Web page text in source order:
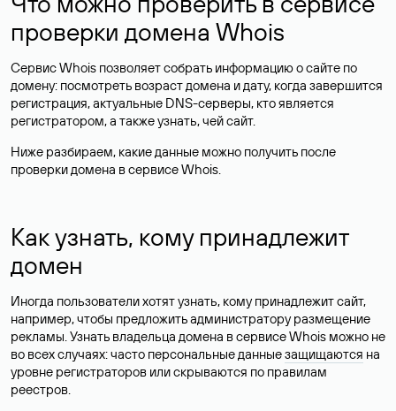
проверки домена Whois
Сервис Whois позволяет собрать информацию о сайте по
домену: посмотреть возраст домена и дату, когда завершится
регистрация, актуальные DNS-серверы, кто является
регистратором, а также узнать, чей сайт.
Ниже разбираем, какие данные можно получить после
проверки домена в сервисе Whois.
Как узнать, кому принадлежит
домен
Иногда пользователи хотят узнать, кому принадлежит сайт,
например, чтобы предложить администратору размещение
рекламы. Узнать владельца домена в сервисе Whois можно не
во всех случаях: часто персональные данныезащищаются на
уровне регистраторов или скрываются по правилам
реестров.